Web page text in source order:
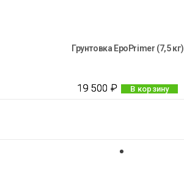
Грунтовка EpoPrimer (7,5 кг)
19 500 ₽ В корзину